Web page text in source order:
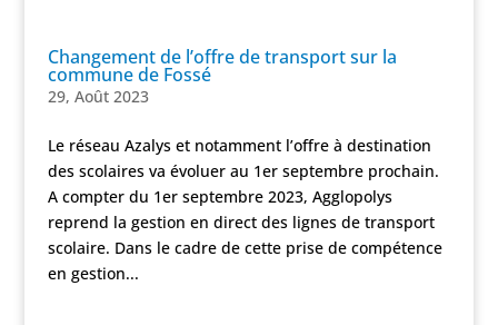
Changement de l’offre de transport sur la
commune de Fossé
29, Août 2023
Le réseau Azalys et notamment l’offre à destination
des scolaires va évoluer au 1er septembre prochain.
A compter du 1er septembre 2023, Agglopolys
reprend la gestion en direct des lignes de transport
scolaire. Dans le cadre de cette prise de compétence
en gestion...